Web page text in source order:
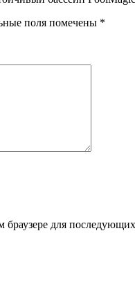
поля помечены *
браузере для